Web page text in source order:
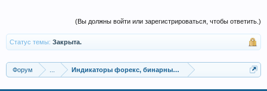
(Вы должны войти или зарегистрироваться, чтобы ответить.)
Статус темы: Закрыта.
Форум Индикаторы форекс, бинарных опционов, ММВБ